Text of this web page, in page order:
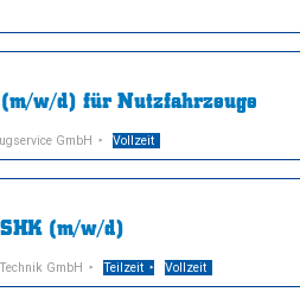
w/d) für Nutzfahrzeuge
GmbH Vollzeit
(m/w/d)
GmbH Teilzeit Vollzeit